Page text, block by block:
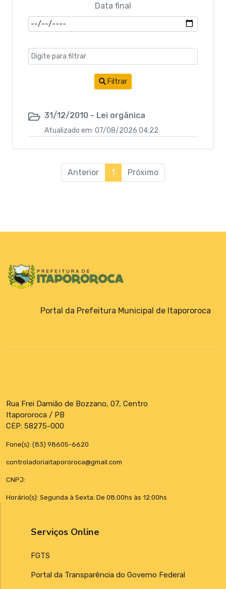
Leis Ordinárias
PORTARIA
LDO - Lei de Diretrizes Orçamentárias
LOA - Lei Orçamentária Anual
PPA - Plano Purianual
RGF - Relatório de Gestão Fiscal
Emendas Parlamentares
Data final
Filtrar
31/12/2010 - Lei orgânica
Atualizado em: 07/08/2026 04:22
Anterior 1 Próximo
Portal da Prefeitura Municipal de Itapororoca
Rua Frei Damião de Bozzano, 07, Centro
Itapororoca / PB
CEP: 58275-000
Fone(s): (83) 98605-6620
controladoriaitapororoca@gmail.com
CNPJ:
Horário(s): Segunda à Sexta: De 08:00hs às 12:00hs
Serviços Online
FGTS
Portal da Transparência do Governo Federal